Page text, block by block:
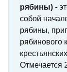
рябины) -
собой
рябины,
рябинового
Отмечается